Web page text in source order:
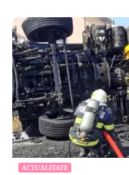
ACTUALITATE